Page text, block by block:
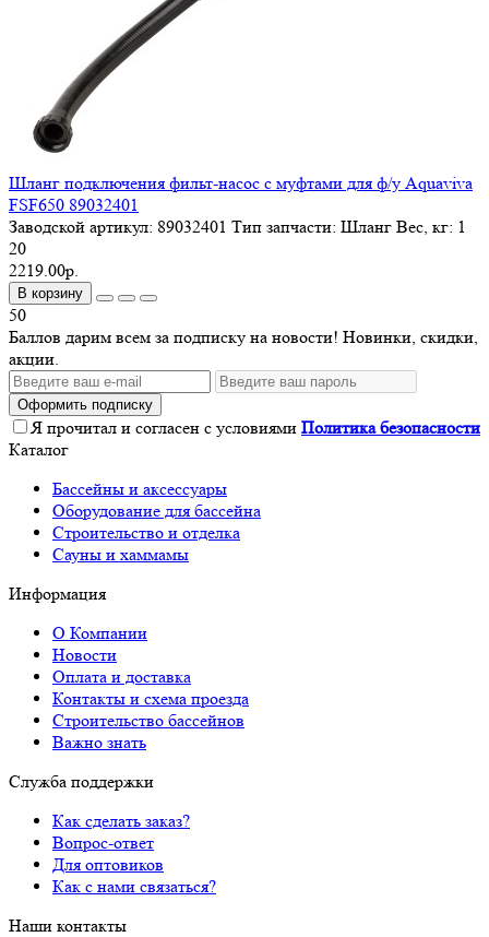
Шланг подключения фильт-насос с муфтами для ф/у Aquaviva
FSF650 89032401
Заводской артикул: 89032401 Тип запчасти: Шланг Вес, кг: 1
20
2219.00р.
В корзину
50
Баллов дарим всем за подписку на новости! Новинки, скидки,
акции.
Оформить подписку
Я прочитал и согласен с условиями Политика безопасности
Каталог
Бассейны и аксессуары
Оборудование для бассейна
Строительство и отделка
Сауны и хаммамы
Информация
О Компании
Новости
Оплата и доставка
Контакты и схема проезда
Строительство бассейнов
Важно знать
Служба поддержки
Как сделать заказ?
Вопрос-ответ
Для оптовиков
Как с нами связаться?
Наши контакты